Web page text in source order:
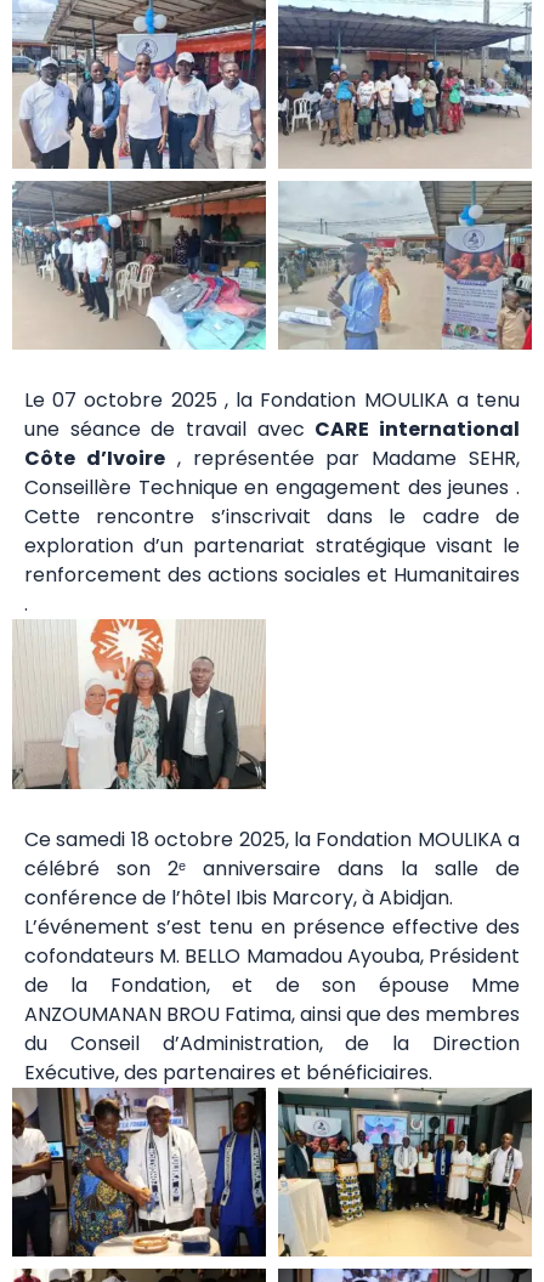
Le 07 octobre 2025 , la Fondation MOULIKA a tenu
une séance de travail avec CARE international
Côte d’Ivoire, représentée par Madame SEHR,
Conseillère Technique en engagement des jeunes .
Cette rencontre s’inscrivait dans le cadre de
exploration d’un partenariat stratégique visant le
renforcement des actions sociales et Humanitaires
.
Ce samedi 18 octobre 2025, la Fondation MOULIKA a
célébré son 2ᵉ anniversaire dans la salle de
conférence de l’hôtel Ibis Marcory, à Abidjan.
L’événement s’est tenu en présence effective des
cofondateurs M. BELLO Mamadou Ayouba, Président
de la Fondation, et de son épouse Mme
ANZOUMANAN BROU Fatima, ainsi que des membres
du Conseil d’Administration, de la Direction
Exécutive, des partenaires et bénéficiaires.